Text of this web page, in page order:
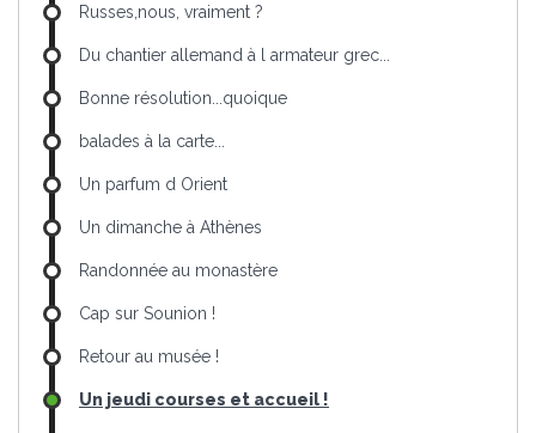
Russes,nous, vraiment ?
Du chantier allemand à l armateur grec...
Bonne résolution...quoique
balades à la carte...
Un parfum d Orient
Un dimanche à Athènes
Randonnée au monastère
Cap sur Sounion !
Retour au musée !
Un jeudi courses et accueil !